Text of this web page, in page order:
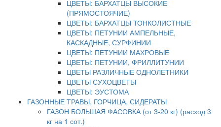
ЦВЕТЫ: БАРХАТЦЫ ВЫСОКИЕ
(ПРЯМОСТОЯЧИЕ)
ЦВЕТЫ: БАРХАТЦЫ ТОНКОЛИСТНЫЕ
ЦВЕТЫ: ПЕТУНИИ АМПЕЛЬНЫЕ,
КАСКАДНЫЕ, СУРФИНИИ
ЦВЕТЫ: ПЕТУНИИ МАХРОВЫЕ
ЦВЕТЫ: ПЕТУНИИ, ФРИЛЛИТУНИИ
ЦВЕТЫ РАЗЛИЧНЫЕ ОДНОЛЕТНИКИ
ЦВЕТЫ СУХОЦВЕТЫ
ЦВЕТЫ: ЭУСТОМА
ГАЗОННЫЕ ТРАВЫ, ГОРЧИЦА, СИДЕРАТЫ
ГАЗОН БОЛЬШАЯ ФАСОВКА (от 3-20 кг) (расход 3
кг на 1 сот.)